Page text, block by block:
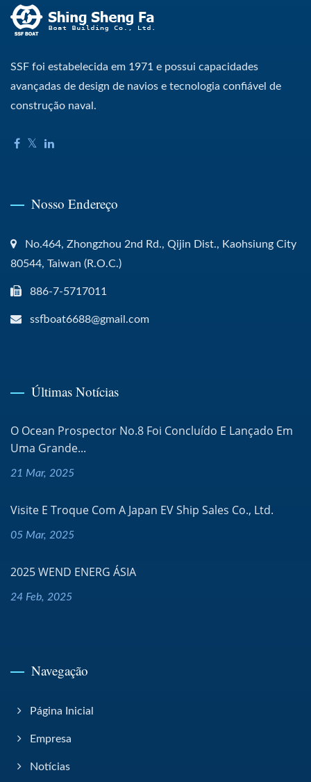
SSF foi estabelecida em 1971 e possui capacidades
avançadas de design de navios e tecnologia confiável de
construção naval.
Nosso Endereço
No.464, Zhongzhou 2nd Rd., Qijin Dist., Kaohsiung City
80544, Taiwan (R.O.C.)
886-7-5717011
ssfboat6688@gmail.com
Últimas Notícias
O Ocean Prospector No.8 Foi Concluído E Lançado Em
Uma Grande...
21 Mar, 2025
Visite E Troque Com A Japan EV Ship Sales Co., Ltd.
05 Mar, 2025
2025 WEND ENERG ÁSIA
24 Feb, 2025
Navegação
Página Inicial
Empresa
Notícias